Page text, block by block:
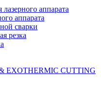
аппарата
аппарата
сварки
резка
EXOTHERMIC CUTTING